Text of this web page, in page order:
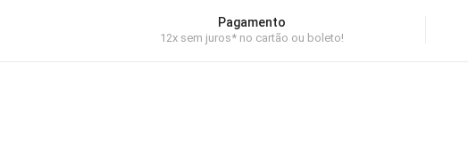
Pagamento
12x sem juros* no cartão ou boleto!